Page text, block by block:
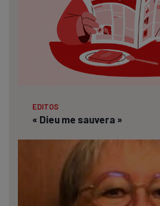
EDITOS
« Dieu me sauvera »